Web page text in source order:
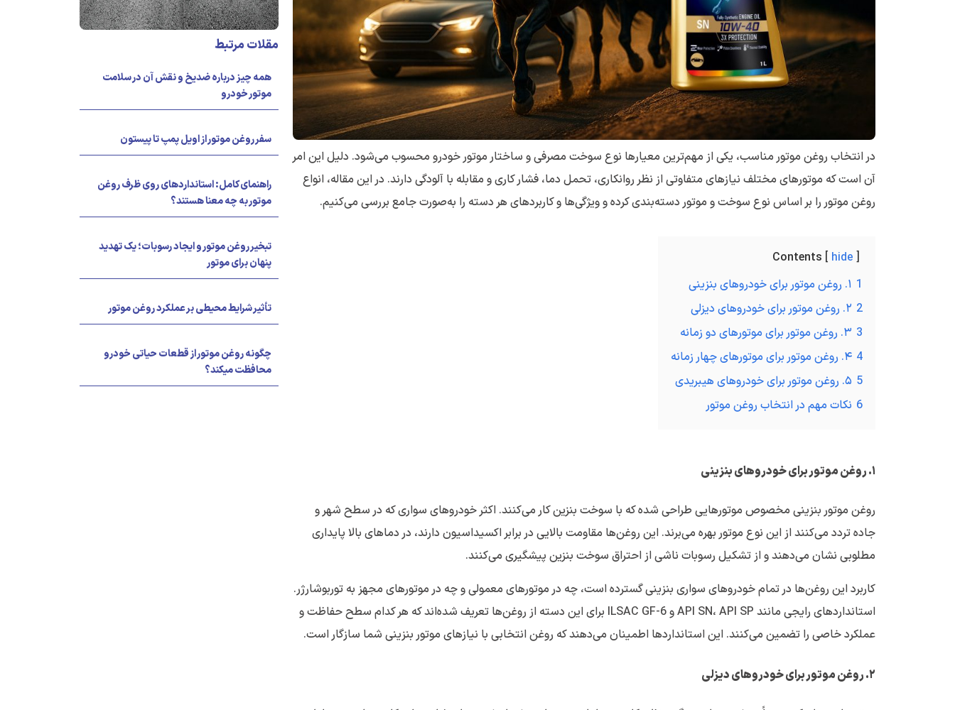
در انتخاب روغن موتور مناسب، یکی از مهم‌ترین معیارها نوع سوخت مصرفی و ساختار موتور خودرو محسوب می‌شود. دلیل این امر
آن است که موتورهای مختلف نیازهای متفاوتی از نظر روانکاری، تحمل دما، فشار کاری و مقابله با آلودگی دارند. در این مقاله، انواع
روغن موتور را بر اساس نوع سوخت و موتور دسته‌بندی کرده و ویژگی‌ها و کاربردهای هر دسته را به‌صورت جامع بررسی می‌کنیم.
Contents
hide
1 ۱. روغن موتور برای خودروهای بنزینی
2 ۲. روغن موتور برای خودروهای دیزلی
3 ۳. روغن موتور برای موتورهای دو زمانه
4 ۴. روغن موتور برای موتورهای چهار زمانه
5 ۵. روغن موتور برای خودروهای هیبریدی
6 نکات مهم در انتخاب روغن موتور
۱.روغن موتور برای خودروهای بنزینی
روغن موتور بنزینی مخصوص موتورهایی طراحی شده که با سوخت بنزین کار می‌کنند. اکثر خودروهای سواری که در سطح شهر و
جاده تردد می‌کنند از این نوع موتور بهره می‌برند. این روغن‌ها مقاومت بالایی در برابر اکسیداسیون دارند، در دماهای بالا پایداری
مطلوبی نشان می‌دهند و از تشکیل رسوبات ناشی از احتراق سوخت بنزین پیشگیری می‌کنند.
کاربرد این روغن‌ها در تمام خودروهای سواری بنزینی گسترده است، چه در موتورهای معمولی و چه در موتورهای مجهز به توربوشارژر.
استانداردهای رایجی مانند API SN، API SP و ILSAC GF-6 برای این دسته از روغن‌ها تعریف شده‌اند که هر کدام سطح حفاظت و
عملکرد خاصی را تضمین می‌کنند. این استانداردها اطمینان می‌دهند که روغن انتخابی با نیازهای موتور بنزینی شما سازگار است.
۲.روغن موتور برای خودروهای دیزلی
مقلات مرتبط
همه چیز درباره ضدیخ و نقش آن در سلامت
موتور خودرو
سفر روغن موتور از اویل پمپ تا پیستون
راهنمای کامل: استانداردهای روی ظرف روغن
موتور به چه معنا هستند؟
تبخیر روغن موتور و ایجاد رسوبات؛ یک تهدید
پنهان برای موتور
تأثیر شرایط محیطی بر عملکرد روغن موتور
چگونه روغن موتور از قطعات حیاتی خودرو
محافظت میکند؟